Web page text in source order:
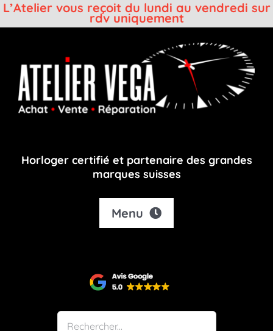
L’Atelier vous reçoit du lundi au vendredi sur
rdv uniquement
contenu
Horloger certifié et partenaire des grandes
marques suisses
Menu
Shop
Notre atelier